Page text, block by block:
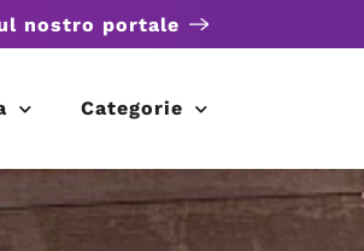
nostro portale
Categorie